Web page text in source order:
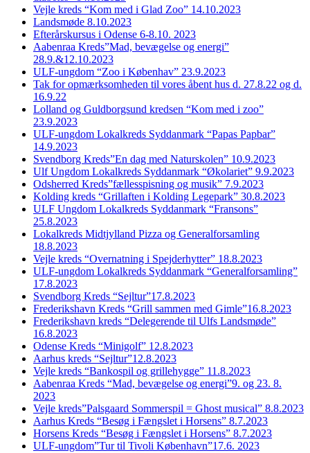
Vejle kreds “Kom med i Glad Zoo” 14.10.2023
Landsmøde 8.10.2023
Efterårskursus i Odense 6-8.10. 2023
Aabenraa Kreds”Mad, bevægelse og energi”
28.9.&12.10.2023
ULF-ungdom “Zoo i Københav” 23.9.2023
Tak for opmærksomheden til vores åbent hus d. 27.8.22 og d.
16.9.22
Lolland og Guldborgsund kredsen “Kom med i zoo”
23.9.2023
ULF-ungdom Lokalkreds Syddanmark “Papas Papbar”
14.9.2023
Svendborg Kreds”En dag med Naturskolen” 10.9.2023
Ulf Ungdom Lokalkreds Syddanmark “Økolariet” 9.9.2023
Odsherred Kreds”fællesspisning og musik” 7.9.2023
Kolding kreds “Grillaften i Kolding Legepark” 30.8.2023
ULF Ungdom Lokalkreds Syddanmark “Fransons”
25.8.2023
Lokalkreds Midtjylland Pizza og Generalforsamling
18.8.2023
Vejle kreds “Overnatning i Spejderhytter” 18.8.2023
ULF-ungdom Lokalkreds Syddanmark “Generalforsamling”
17.8.2023
Svendborg Kreds “Sejltur”17.8.2023
Frederikshavn Kreds “Grill sammen med Gimle”16.8.2023
Frederikshavn kreds “Delegerende til Ulfs Landsmøde”
16.8.2023
Odense Kreds “Minigolf” 12.8.2023
Aarhus kreds “Sejltur”12.8.2023
Vejle kreds “Bankospil og grillehygge” 11.8.2023
Aabenraa Kreds “Mad, bevægelse og energi”9. og 23. 8.
2023
Vejle kreds”Palsgaard Sommerspil = Ghost musical” 8.8.2023
Aarhus Kreds “Besøg i Fængslet i Horsens” 8.7.2023
Horsens Kreds “Besøg i Fængslet i Horsens” 8.7.2023
ULF-ungdom”Tur til Tivoli København”17.6. 2023